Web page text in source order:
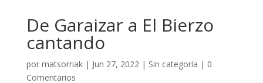
De Garaizar a El Bierzo
cantando
por matsorriak| Jun 27, 2022| Sin categoría | 0
Comentarios